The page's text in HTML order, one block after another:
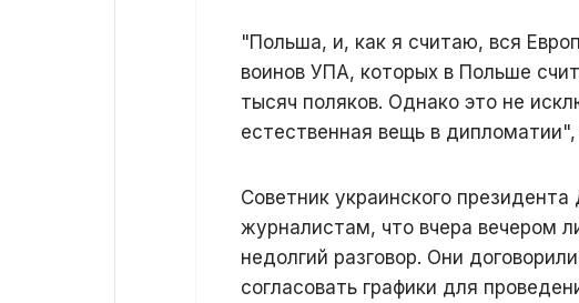
"Польша, и, как я считаю, вся
воинов УПА, которых в Польше
тысяч поляков. Однако это не
естественная вещь в дипломатии",
Советник украинского
журналистам, что вчера вечером
недолгий разговор. Они
согласовать графики для